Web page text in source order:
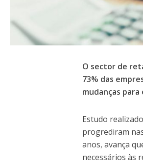
O sector de
73% das
mudanças para
Estudo
progrediram
anos, avança
necessários às